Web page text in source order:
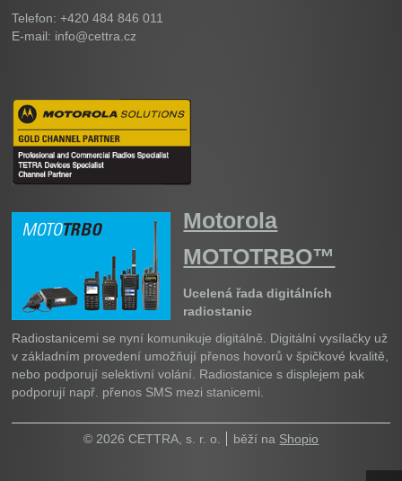
Telefon: +420 484 846 011
E-mail: info@cettra.cz
Motorola
MOTOTRBO™
Ucelená řada digitálních
radiostanic
Radiostanicemi se nyní komunikuje digitálně. Digitální vysílačky už
v základním provedení umožňují přenos hovorů v špičkové kvalitě,
nebo podporují selektivní volání. Radiostanice s displejem pak
podporují např. přenos SMS mezi stanicemi.
© 2026 CETTRA, s. r. o. běží na Shopio